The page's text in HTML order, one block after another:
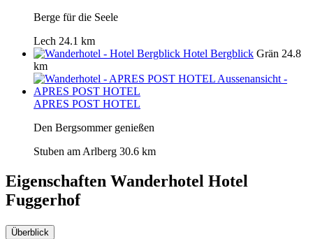
Berge für die Seele
Lech 24.1 km
Hotel Bergblick Grän 24.8
km
APRES POST HOTEL
Den Bergsommer genießen
Stuben am Arlberg 30.6 km
Eigenschaften Wanderhotel Hotel
Fuggerhof
Überblick